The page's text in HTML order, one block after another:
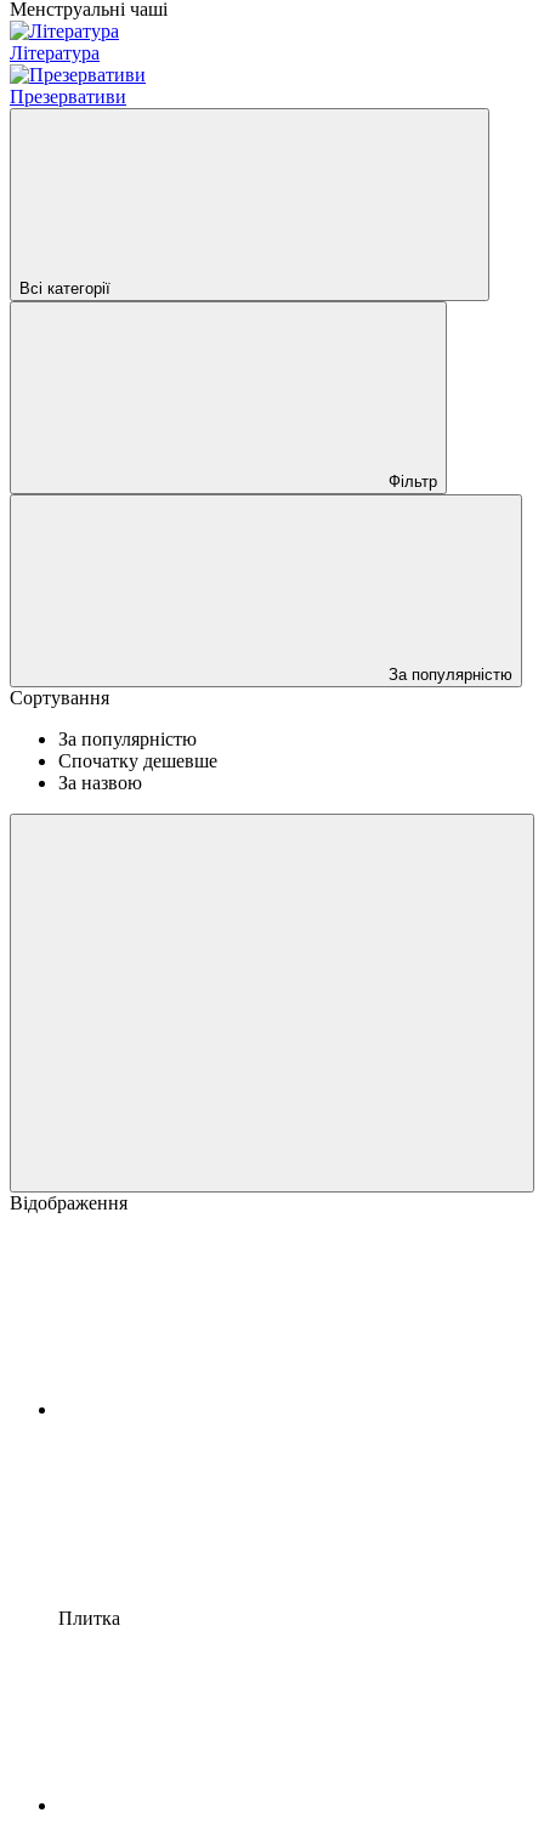
Менструальні чаші
Література
Презервативи
Всі категорії
Фільтр
За популярністю
Сортування
За популярністю
Спочатку дешевше
За назвою
Відображення
Плитка